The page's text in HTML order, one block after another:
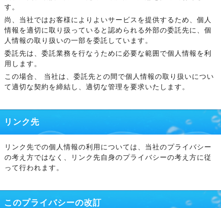
す。
尚、当社ではお客様によりよいサービスを提供するため、個人
情報を適切に取り扱っていると認められる外部の委託先に、個
人情報の取り扱いの一部を委託しています。
委託先は、委託業務を行なうために必要な範囲で個人情報を利
用します。
この場合、 当社は、委託先との間で個人情報の取り扱いについ
て適切な契約を締結し、適切な管理を要求いたします。
リンク先
リンク先での個人情報の利用については、当社のプライバシー
の考え方ではなく、リンク先自身のプライバシーの考え方に従
って行われます。
このプライバシーの改訂